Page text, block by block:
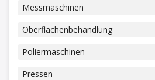
Messmaschinen
Oberflächenbehandlung
Poliermaschinen
Pressen